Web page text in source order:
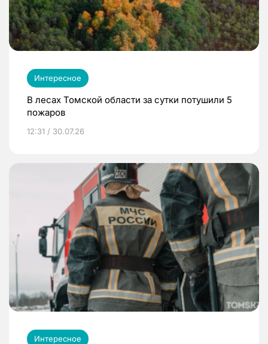
Интересное
В лесах Томской области за сутки потушили 5
пожаров
12:31 / 30.07.26
Интересное